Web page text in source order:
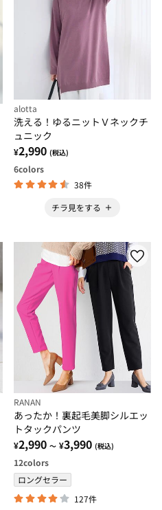
alotta
洗える！ゆるニットＶネックチ
ュニック
¥2,990 (税込)
6colors
38件
チラ見をする
RANAN
あったか！裏起毛美脚シルエッ
トタックパンツ
¥2,990 ～ ¥3,990 (税込)
12colors
ロングセラー
127件